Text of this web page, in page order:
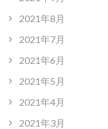
2021年8月
2021年7月
2021年6月
2021年5月
2021年4月
2021年3月